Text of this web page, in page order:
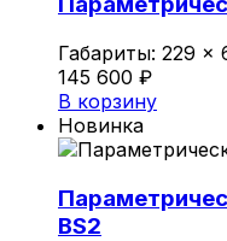
Габариты: 229 ×
145 600 ₽
В корзину
Новинка
BS2